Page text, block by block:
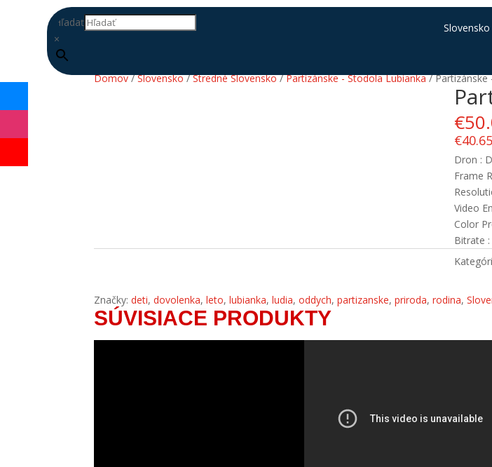
Hľadať
×
Slovensko
Domov/Slovensko/Stredné Slovensko/Partizánske - Stodola Lubianka/ Partizánske
€
€40.65
Dron :
Frame
Video
Color
Bitrate
Značky:deti,dovolenka,leto,lubianka,ludia,oddych,partizanske,priroda,rodina,
SÚVISIACE PRODUKTY